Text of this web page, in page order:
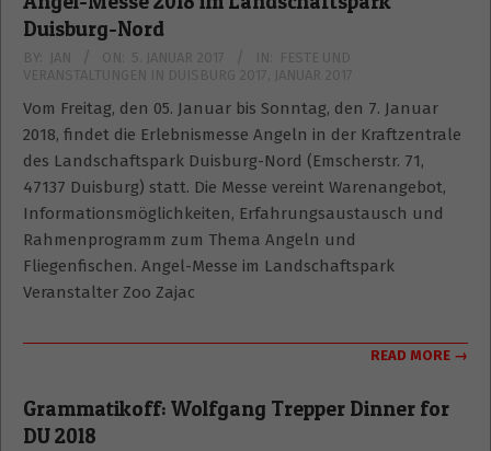
Duisburg-Nord
2017-
01-
05
BY: JAN ON: 5. JANUAR 2017 IN:
FESTE UND
VERANSTALTUNGEN IN DUISBURG 2017 JANUAR 2017
Vom Freitag, den 05. Januar bis Sonntag, den 7. Januar
2018, findet die Erlebnismesse Angeln in der Kraftzentrale
des Landschaftspark Duisburg-Nord (Emscherstr. 71,
47137 Duisburg) statt. Die Messe vereint Warenangebot,
Informationsmöglichkeiten, Erfahrungsaustausch und
Rahmenprogramm zum Thema Angeln und
Fliegenfischen. Angel-Messe im Landschaftspark
Veranstalter Zoo Zajac
READ MORE →
Grammatikoff: Wolfgang Trepper Dinner for
DU 2018